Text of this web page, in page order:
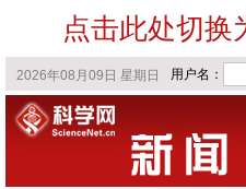
点击此处切换